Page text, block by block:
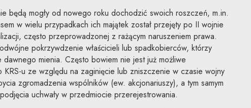
będą mogły od nowego roku dochodzić swoich roszczeń, m.in.
w wielu przypadkach ich majątek został przejęty po II wojnie
często przeprowadzonej z rażącym naruszeniem prawa.
pokrzywdzenie właścicieli lub spadkobierców, którzy
dawnego mienia. Często bowiem nie jest już możliwe
KRS-u ze względu na zaginięcie lub zniszczenie w czasie wojny
zgromadzenia wspólników (ew. akcjonariuszy), a tym samym
uchwały w przedmiocie przerejestrowania.